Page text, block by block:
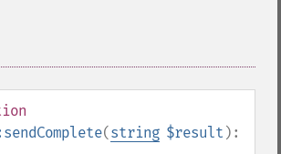
(string $result ):